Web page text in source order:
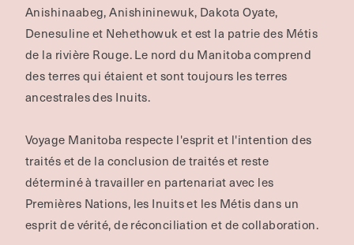
Anishinaabeg, Anishininewuk, Dakota Oyate,
Denesuline et Nehethowuk et est la patrie des Métis
de la rivière Rouge. Le nord du Manitoba comprend
des terres qui étaient et sont toujours les terres
ancestrales des Inuits.
Voyage Manitoba respecte l'esprit et l'intention des
traités et de la conclusion de traités et reste
déterminé à travailler en partenariat avec les
Premières Nations, les Inuits et les Métis dans un
esprit de vérité, de réconciliation et de collaboration.